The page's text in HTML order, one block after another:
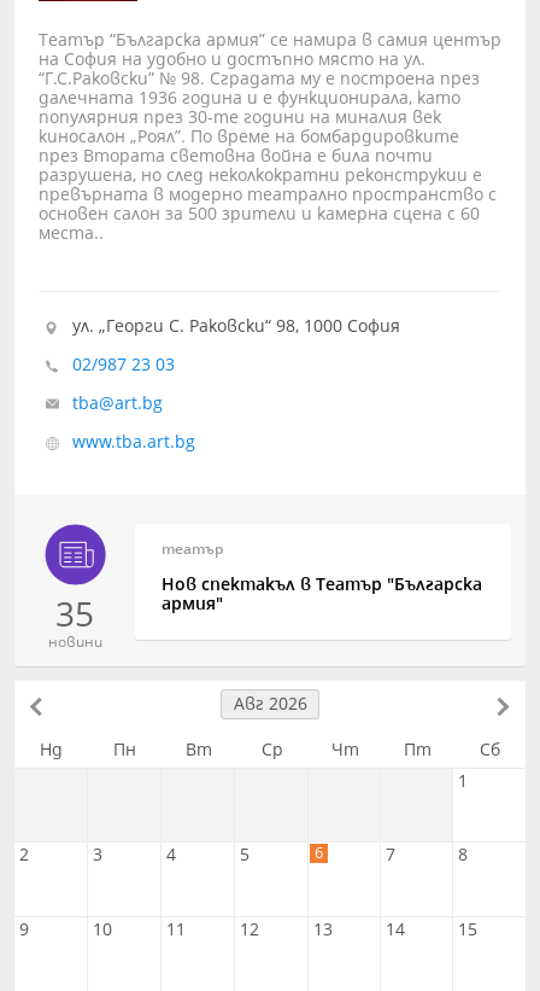
Театър “Българска армия” се намира в самия център
на София на удобно и достъпно място на ул.
“Г.С.Раковски” № 98. Сградата му е построена през
далечната 1936 година и е функционирала, като
популярния през 30-те години на миналия век
киносалон „Роял”. По време на бомбардировките
през Втората световна война е била почти
разрушена, но след неколкократни реконструкии е
превърната в модерно театрално пространство с
основен салон за 500 зрители и камерна сцена с 60
места..
ул. „Георги С. Раковски“ 98, 1000 София
02/987 23 03
tba@art.bg
www.tba.art.bg
35
новини
театър
Нов спектакъл в Театър "Българска
армия"
Авг 2026
Нд
Пн Вт Ср Чт Пт
Сб
1
2 3 4 5 6 7 8
9 10 11 12 13 14 15